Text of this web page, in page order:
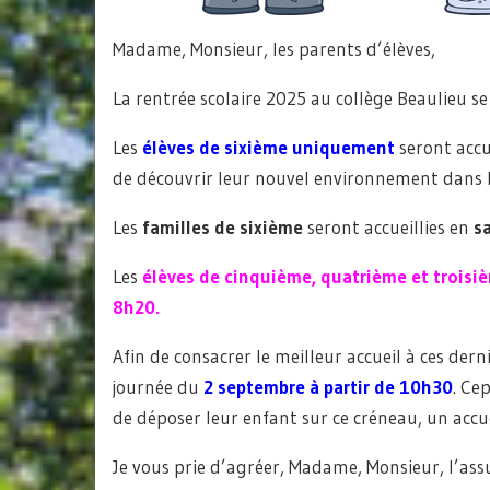
Madame, Monsieur, les parents d’élèves,
La rentrée scolaire 2025 au collège Beaulieu
Les élèves de sixième uniquement seront
de découvrir leur nouvel environnement dans
Les familles de sixièmeseront accueillies en
Les élèves de cinquième, quatrième et
8h20.
Afin de consacrer le meilleur accueil à ces
journée du 2 septembre à partir de 10h30.
de déposer leur enfant sur ce créneau, un
Je vous prie d’agréer, Madame, Monsieur,